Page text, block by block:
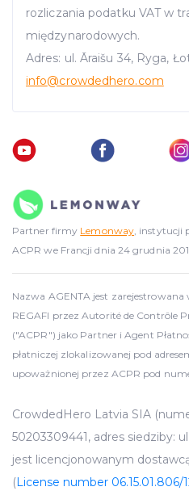
rozliczania podatku VAT w
międzynarodowych.
Adres: ul. Āraišu 34, Ryga,
info@crowdedhero.com
Partner firmy Lemonway , instytucji
ACPR we Francji dnia 24 grudnia
Nazwa AGENTA jest zarejestrowana
REGAFI przez Autorité de Contrôle
("ACPR") jako Partner i Agent
płatniczej zlokalizowanej pod
upoważnionej przez ACPR pod
CrowdedHero Latvia SIA
50203309441, adres siedziby:
jest licencjonowanym
(License number 06.15.01.806/